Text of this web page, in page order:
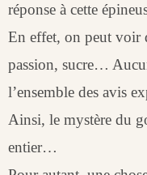
réponse à cette
En effet, on peut voir
passion, sucre…
l’ensemble des avis
Ainsi, le mystère du
entier…